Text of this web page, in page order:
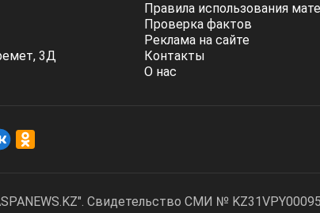
3Д
Правила использования
Проверка фактов
Реклама на сайте
Контакты
О нас
Cвидетельство СМИ №